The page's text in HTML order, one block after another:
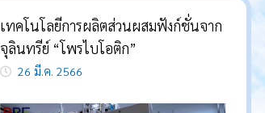
เทคโนโลยีการผลิตส่วนผสมฟังก์ชั่นจาก
จุลินทรีย์ “โพรไบโอติก”
26 มี.ค. 2566